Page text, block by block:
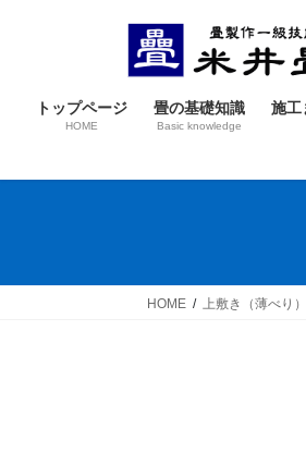
トップページ
HOME
畳の基礎知識
Basic knowledge
施工
HOME 上敷き（薄べり